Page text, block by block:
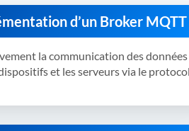
d’un Broker MQTT
la communication des données
et les serveurs via le